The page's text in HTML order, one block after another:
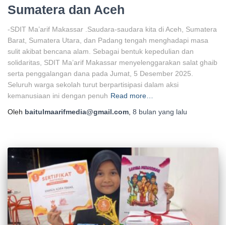
Sumatera dan Aceh
-SDIT Ma’arif Makassar .Saudara-saudara kita di Aceh, Sumatera
Barat, Sumatera Utara, dan Padang tengah menghadapi masa
sulit akibat bencana alam. Sebagai bentuk kepedulian dan
solidaritas, SDIT Ma’arif Makassar menyelenggarakan salat ghaib
serta penggalangan dana pada Jumat, 5 Desember 2025.
Seluruh warga sekolah turut berpartisipasi dalam aksi
kemanusiaan ini dengan penuh Read more…
Oleh baitulmaarifmedia@gmail.com, 8 bulan yang lalu